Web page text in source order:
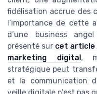
fidélisation accrue des
l’importance de cette
d’une business
présenté sur cet article
marketing digital,
stratégique peut
et la communication